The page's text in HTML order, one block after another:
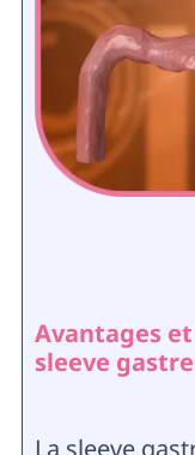
Avantages
sleeve
La sleeve